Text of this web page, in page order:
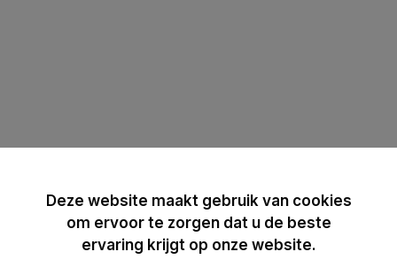
Deze website maakt gebruik van cookies
om ervoor te zorgen dat u de beste
ervaring krijgt op onze website.